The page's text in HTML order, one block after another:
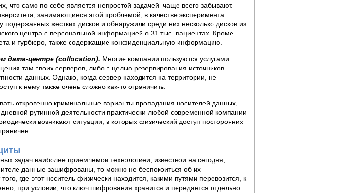
что само по себе является непростой задачей, чаще всего забывают.
занимающиеся этой проблемой, в качестве эксперимента
подержанных жестких дисков и обнаружили среди них несколько дисков из
центра с персональной информацией о 31 тыс. пациентах. Кроме
и турбюро, также содержащие конфиденциальную информацию.
дата-центре (collocation). Многие компании пользуются услугами
там своих серверов, либо с целью резервирования источников
данных. Однако, когда сервер находится на территории, не
к нему также очень сложно как-то ограничить.
откровенно криминальные варианты пропадания носителей данных,
рутинной деятельности практически любой современной компании
возникают ситуации, в которых физический доступ посторонних
задач наиболее приемлемой технологией, известной на сегодня,
данные зашифрованы, то можно не беспокоиться об их
где этот носитель физически находится, какими путями перевозится, к
при условии, что ключ шифрования хранится и передается отдельно